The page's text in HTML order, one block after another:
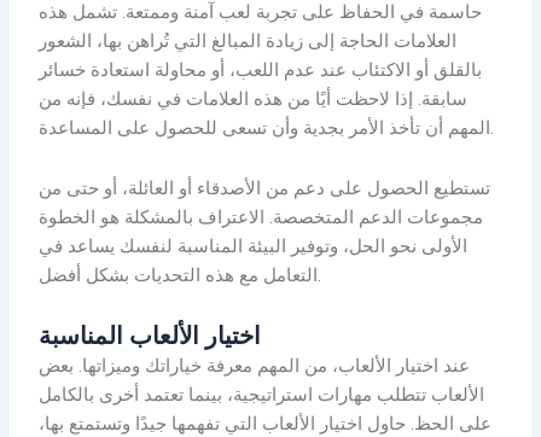
حاسمة في الحفاظ على تجربة لعب آمنة وممتعة. تشمل هذه
العلامات الحاجة إلى زيادة المبالغ التي تُراهن بها، الشعور
بالقلق أو الاكتئاب عند عدم اللعب، أو محاولة استعادة خسائر
سابقة. إذا لاحظت أيًا من هذه العلامات في نفسك، فإنه من
المهم أن تأخذ الأمر بجدية وأن تسعى للحصول على المساعدة.
تستطيع الحصول على دعم من الأصدقاء أو العائلة، أو حتى من
مجموعات الدعم المتخصصة. الاعتراف بالمشكلة هو الخطوة
الأولى نحو الحل، وتوفير البيئة المناسبة لنفسك يساعد في
التعامل مع هذه التحديات بشكل أفضل.
اختيار الألعاب المناسبة
عند اختيار الألعاب، من المهم معرفة خياراتك وميزاتها. بعض
الألعاب تتطلب مهارات استراتيجية، بينما تعتمد أخرى بالكامل
على الحظ. حاول اختيار الألعاب التي تفهمها جيدًا وتستمتع بها،